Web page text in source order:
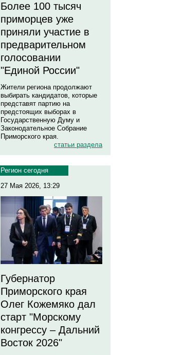
Более 100 тысяч
приморцев уже
приняли участие в
предварительном
голосовании
"Единой России"
Жители региона продолжают
выбирать кандидатов, которые
представят партию на
предстоящих выборах в
Государственную Думу и
Законодательное Собрание
Приморского края.
статьи раздела
Регион сегодня
27 Мая 2026, 13:29
Губернатор
Приморского края
Олег Кожемяко дал
старт "Морскому
конгрессу – Дальний
Восток 2026"